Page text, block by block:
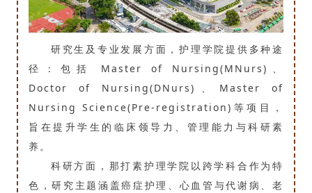
研究生及专业发展方面，护理学院提供多种途
径：包括 Master of Nursing(MNurs)、
Doctor of Nursing(DNurs)、Master of
Nursing Science(Pre-registration)等项目，
旨在提升学生的临床领导力、管理能力与科研素
养。
科研方面，那打素护理学院以跨学科合作为特
色，研究主题涵盖癌症护理、心血管与代谢病、老